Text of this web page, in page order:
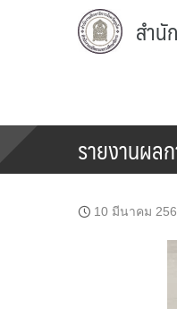
สำนั
รายงานผล
10 มีนาคม